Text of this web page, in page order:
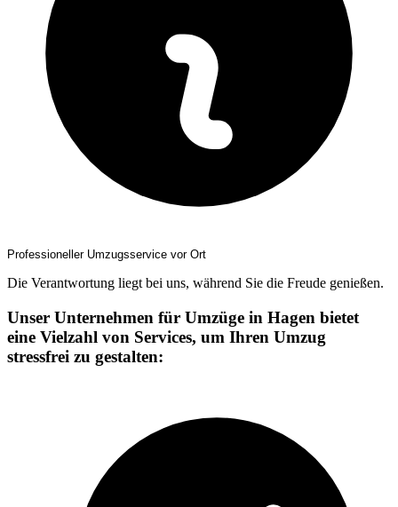
Professioneller Umzugsservice vor Ort
Die Verantwortung liegt bei uns, während Sie die Freude genießen.
Unser Unternehmen für Umzüge in Hagen bietet
eine Vielzahl von Services, um Ihren Umzug
stressfrei zu gestalten: